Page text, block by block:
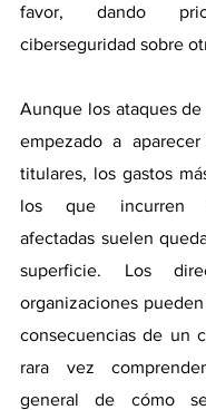
favor, dando
ciberseguridad sobre
Aunque los ataques de
empezado a
titulares, los gastos
los que incurren
afectadas suelen
superficie. Los
organizaciones
consecuencias de un
rara vez
general de cómo